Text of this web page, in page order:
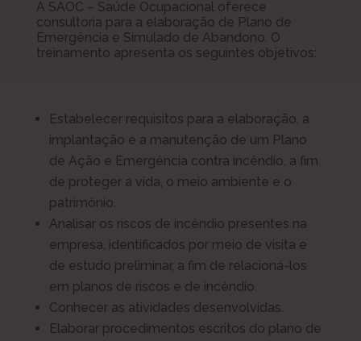
A SAOC – Saúde Ocupacional oferece
consultoria para a elaboração de Plano de
Emergência e Simulado de Abandono. O
treinamento apresenta os seguintes objetivos:
Estabelecer requisitos para a elaboração, a
implantação e a manutenção de um Plano
de Ação e Emergência contra incêndio, a fim
de proteger a vida, o meio ambiente e o
patrimônio.
Analisar os riscos de incêndio presentes na
empresa, identificados por meio de visita e
de estudo preliminar, a fim de relacioná-los
em planos de riscos e de incêndio.
Conhecer as atividades desenvolvidas.
Elaborar procedimentos escritos do plano de